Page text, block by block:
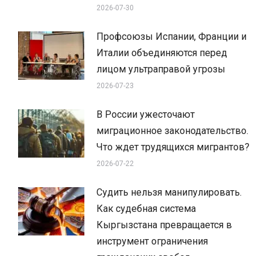
2026-07-30
Профсоюзы Испании, Франции и
Италии объединяются перед
лицом ультраправой угрозы
2026-07-23
В России ужесточают
миграционное законодательство.
Что ждет трудящихся мигрантов?
2026-07-22
Судить нельзя манипулировать.
Как судебная система
Кыргызстана превращается в
инструмент ограничения